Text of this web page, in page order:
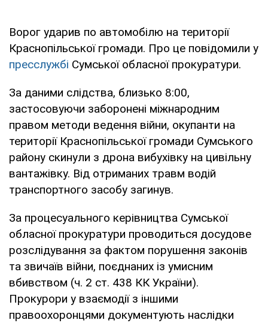
Ворог ударив по автомобілю на території
Краснопільської громади. Про це повідомили у
пресслужбі Сумської обласної прокуратури.
За даними слідства, близько 8:00,
застосовуючи заборонені міжнародним
правом методи ведення війни, окупанти на
території Краснопільської громади Сумського
району скинули з дрона вибухівку на цивільну
вантажівку. Від отриманих травм водій
транспортного засобу загинув.
За процесуального керівництва Сумської
обласної прокуратури проводиться досудове
розслідування за фактом порушення законів
та звичаїв війни, поєднаних із умисним
вбивством (ч. 2 ст. 438 КК України).
Прокурори у взаємодії з іншими
правоохоронцями документують наслідки